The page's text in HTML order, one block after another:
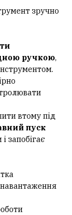
зручно
ручкою,
втому під
пуск
запобігає